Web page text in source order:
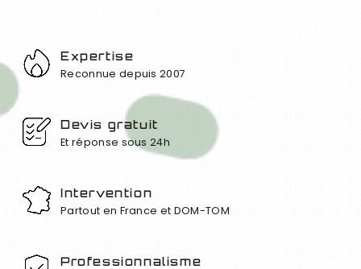
Expertise
Reconnue depuis 2007
Devis gratuit
Et réponse sous 24h
Intervention
Partout en France et DOM-TOM
Professionnalisme